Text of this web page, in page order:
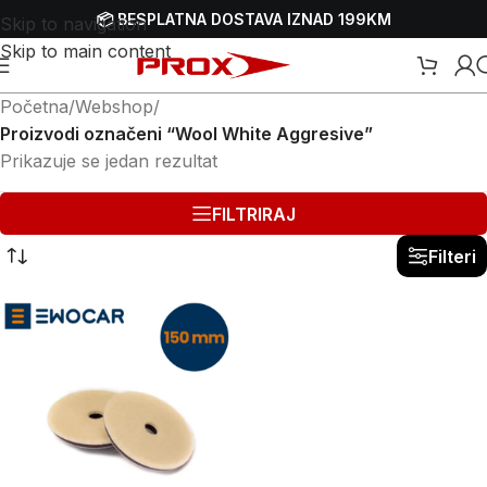
Skip to navigation
Skip to main content
📦 BESPLATNA DOSTAVA IZNAD 199KM
Početna/Webshop/
Proizvodi označeni “Wool White Aggresive”
Prikazuje se jedan rezultat
FILTRIRAJ
Filteri